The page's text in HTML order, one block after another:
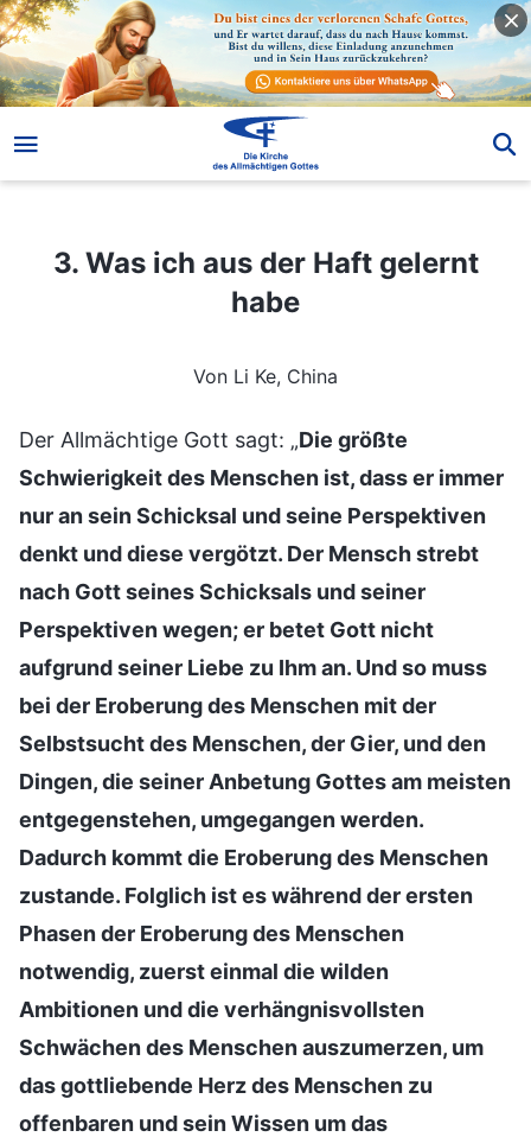
3. Was ich aus der Haft gelernt habe
3. Was ich aus der Haft gelernt
habe
Von Li Ke, China
Der Allmächtige Gott sagt: „Die größte
Schwierigkeit des Menschen ist, dass er immer
nur an sein Schicksal und seine Perspektiven
denkt und diese vergötzt. Der Mensch strebt
nach Gott seines Schicksals und seiner
Perspektiven wegen; er betet Gott nicht
aufgrund seiner Liebe zu Ihm an. Und so muss
bei der Eroberung des Menschen mit der
Selbstsucht des Menschen, der Gier, und den
Dingen, die seiner Anbetung Gottes am meisten
entgegenstehen, umgegangen werden.
Dadurch kommt die Eroberung des Menschen
zustande. Folglich ist es während der ersten
Phasen der Eroberung des Menschen
notwendig, zuerst einmal die wilden
Ambitionen und die verhängnisvollsten
Schwächen des Menschen auszumerzen, um
das gottliebende Herz des Menschen zu
offenbaren und sein Wissen um das